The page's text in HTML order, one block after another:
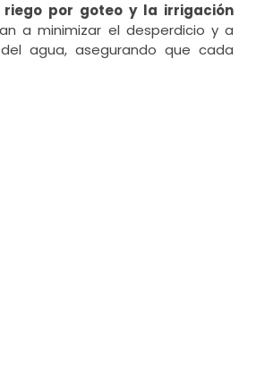
riego por goteo y la irrigación
a minimizar el desperdicio y a
agua, asegurando que cada